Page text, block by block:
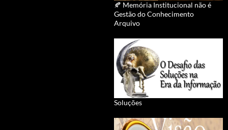
🍂 Memória Institucional não é
Gestão do Conhecimento
Arquivo
Soluções